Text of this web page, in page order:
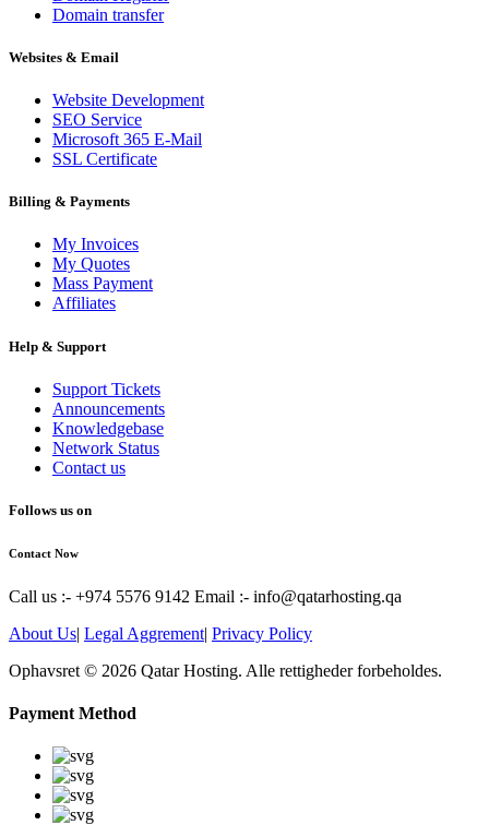
Domain transfer
Websites & Email
Website Development
SEO Service
Microsoft 365 E-Mail
SSL Certificate
Billing & Payments
My Invoices
My Quotes
Mass Payment
Affiliates
Help & Support
Support Tickets
Announcements
Knowledgebase
Network Status
Contact us
Follows us on
Contact Now
Call us :- +974 5576 9142 Email :- info@qatarhosting.qa
About Us| Legal Aggrement| Privacy Policy
Ophavsret © 2026 Qatar Hosting. Alle rettigheder forbeholdes.
Payment Method